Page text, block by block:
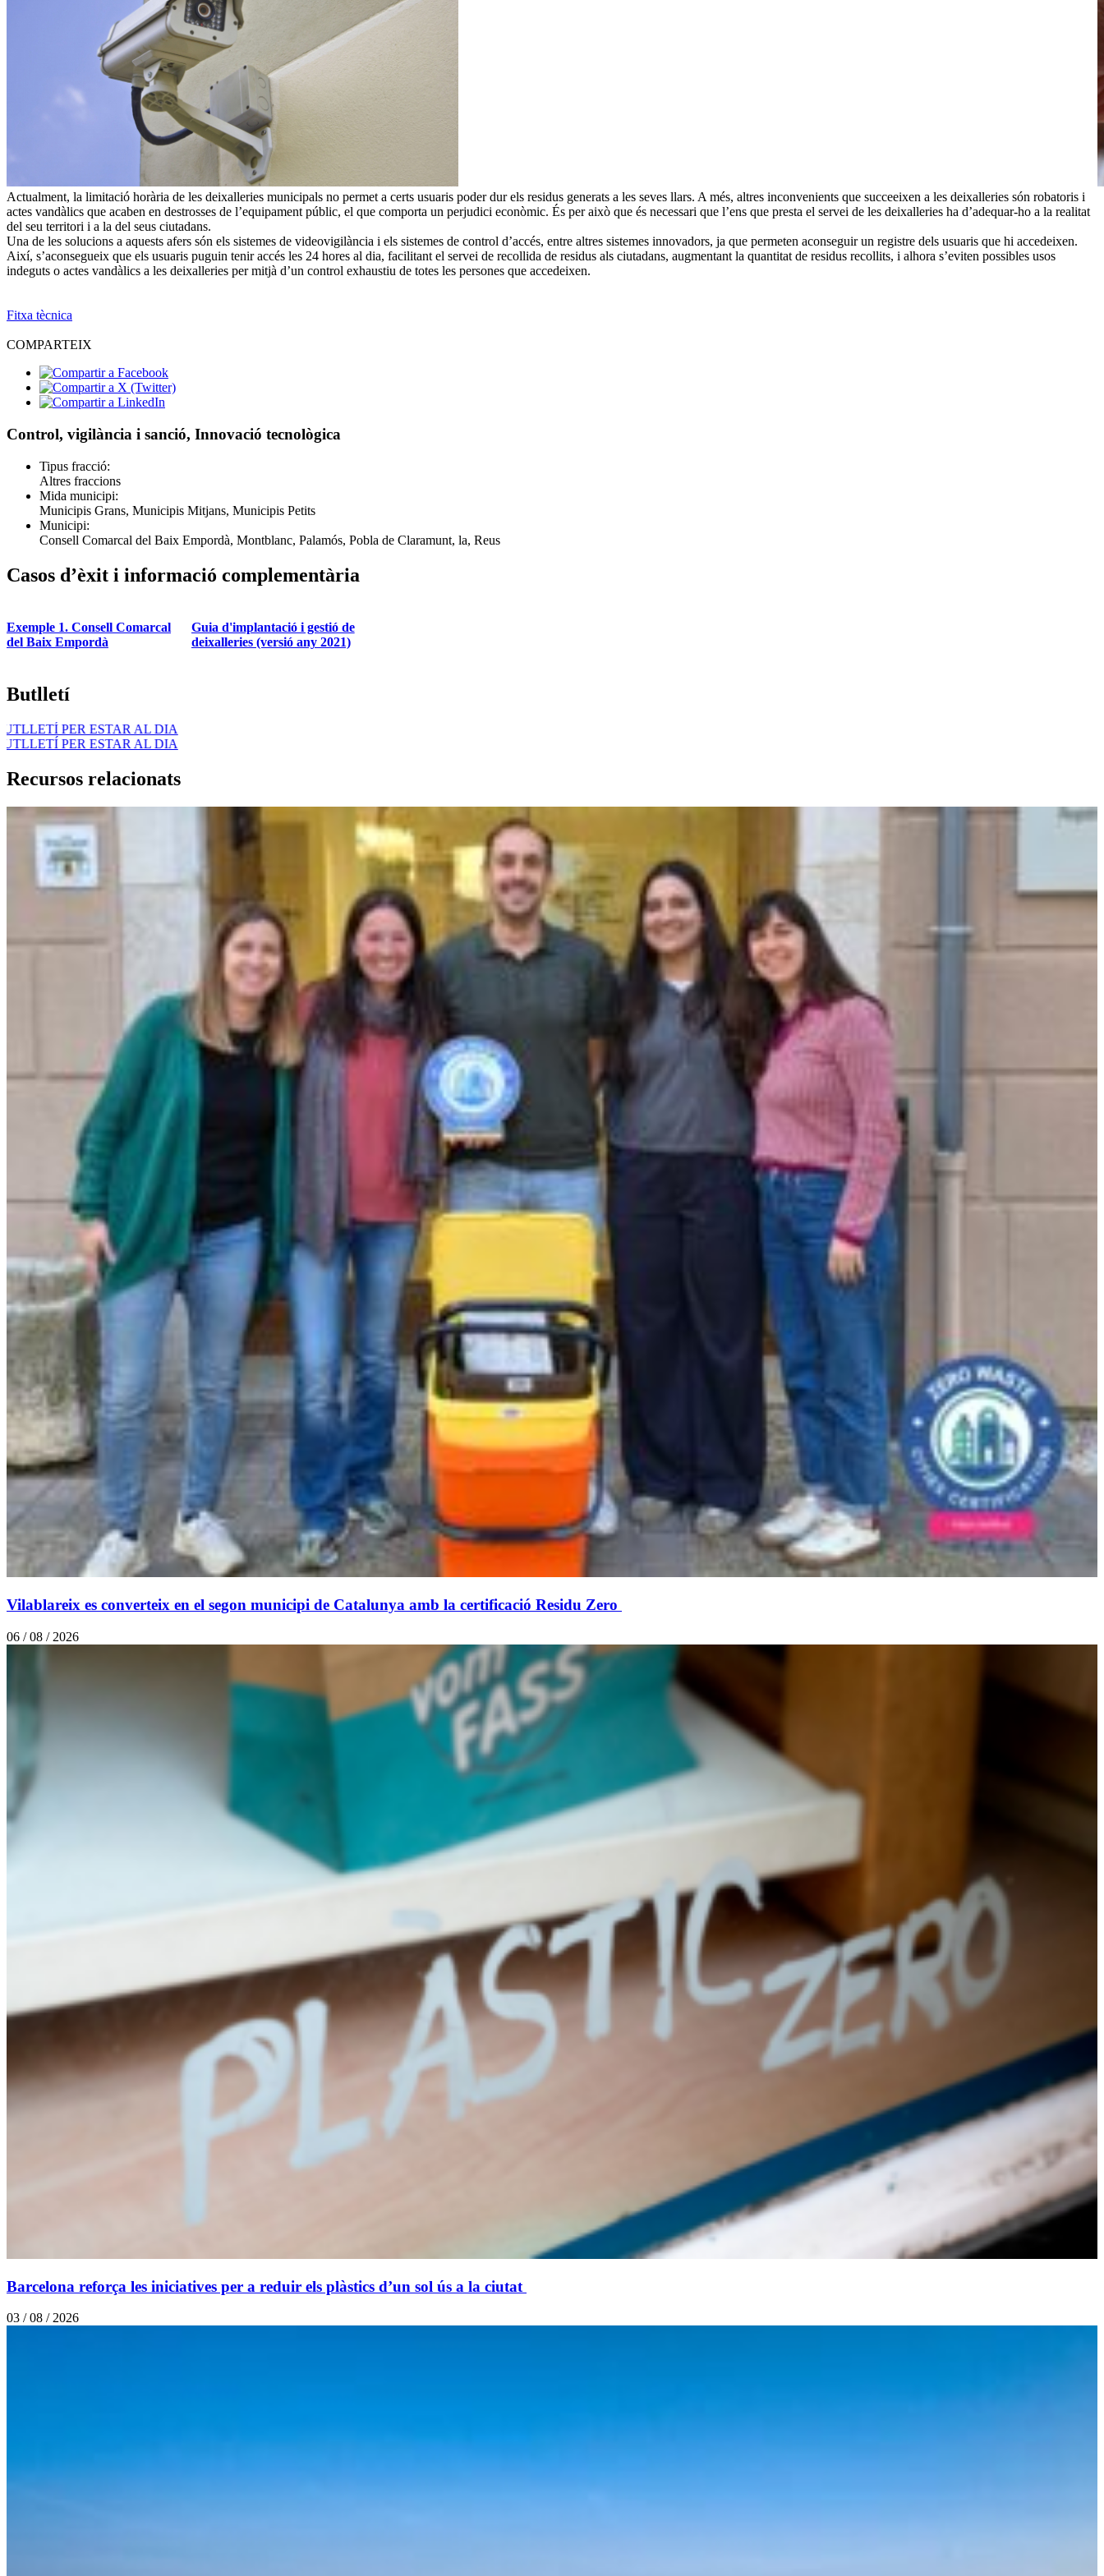
Actualment, la limitació horària de les deixalleries municipals no permet a certs usuaris poder dur els residus generats a les seves llars. A més, altres inconvenients que succeeixen a les deixalleries són robatoris i
actes vandàlics que acaben en destrosses de l’equipament públic, el que comporta un perjudici econòmic. És per això que és necessari que l’ens que presta el servei de les deixalleries ha d’adequar-ho a la realitat
del seu territori i a la del seus ciutadans.
Una de les solucions a aquests afers són els sistemes de videovigilància i els sistemes de control d’accés, entre altres sistemes innovadors, ja que permeten aconseguir un registre dels usuaris que hi accedeixen.
Així, s’aconsegueix que els usuaris puguin tenir accés les 24 hores al dia, facilitant el servei de recollida de residus als ciutadans, augmentant la quantitat de residus recollits, i alhora s’eviten possibles usos
indeguts o actes vandàlics a les deixalleries per mitjà d’un control exhaustiu de totes les persones que accedeixen.
Fitxa tècnica
COMPARTEIX
Control, vigilància i sanció, Innovació tecnològica
Tipus fracció:
Altres fraccions
Mida municipi:
Municipis Grans, Municipis Mitjans, Municipis Petits
Municipi:
Consell Comarcal del Baix Empordà, Montblanc, Palamós, Pobla de Claramunt, la, Reus
Casos d’èxit i informació complementària
Exemple 1. Consell Comarcal
del Baix Empordà
Guia d'implantació i gestió de
deixalleries (versió any 2021)
Butlletí
AL DIA
AL DIA
Recursos relacionats
Vilablareix es converteix en el segon municipi de Catalunya amb la certificació Residu Zero
06 / 08 / 2026
Barcelona reforça les iniciatives per a reduir els plàstics d’un sol ús a la ciutat
03 / 08 / 2026